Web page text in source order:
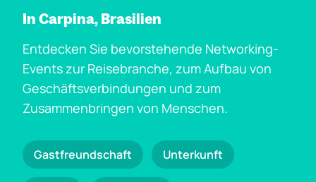
In Carpina, Brasilien
Entdecken Sie bevorstehende Networking-
Events zur Reisebranche, zum Aufbau von
Geschäftsverbindungen und zum
Zusammenbringen von Menschen.
Gastfreundschaft Unterkunft